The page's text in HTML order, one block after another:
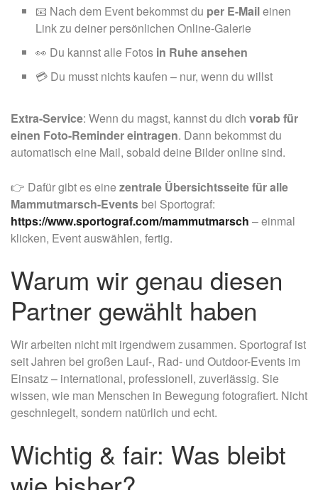
📧 Nach dem Event bekommst du per E-Maileinen
Link zu deiner persönlichen Online-Galerie
👀 Du kannst alle Fotos in Ruhe ansehen
💳 Du musst nichts kaufen – nur, wenn du willst
Extra-Service: Wenn du magst, kannst du dich vorab für
einen Foto-Reminder eintragen. Dann bekommst du
automatisch eine Mail, sobald deine Bilder online sind.
👉 Dafür gibt es eine zentrale Übersichtsseite für alle
Mammutmarsch-Events bei Sportograf:
https://www.sportograf.com/mammutmarsch – einmal
klicken, Event auswählen, fertig.
Warum wir genau diesen
Partner gewählt haben
Wir arbeiten nicht mit irgendwem zusammen. Sportograf ist
seit Jahren bei großen Lauf-, Rad- und Outdoor-Events im
Einsatz – international, professionell, zuverlässig. Sie
wissen, wie man Menschen in Bewegung fotografiert. Nicht
geschniegelt, sondern natürlich und echt.
Wichtig & fair: Was bleibt